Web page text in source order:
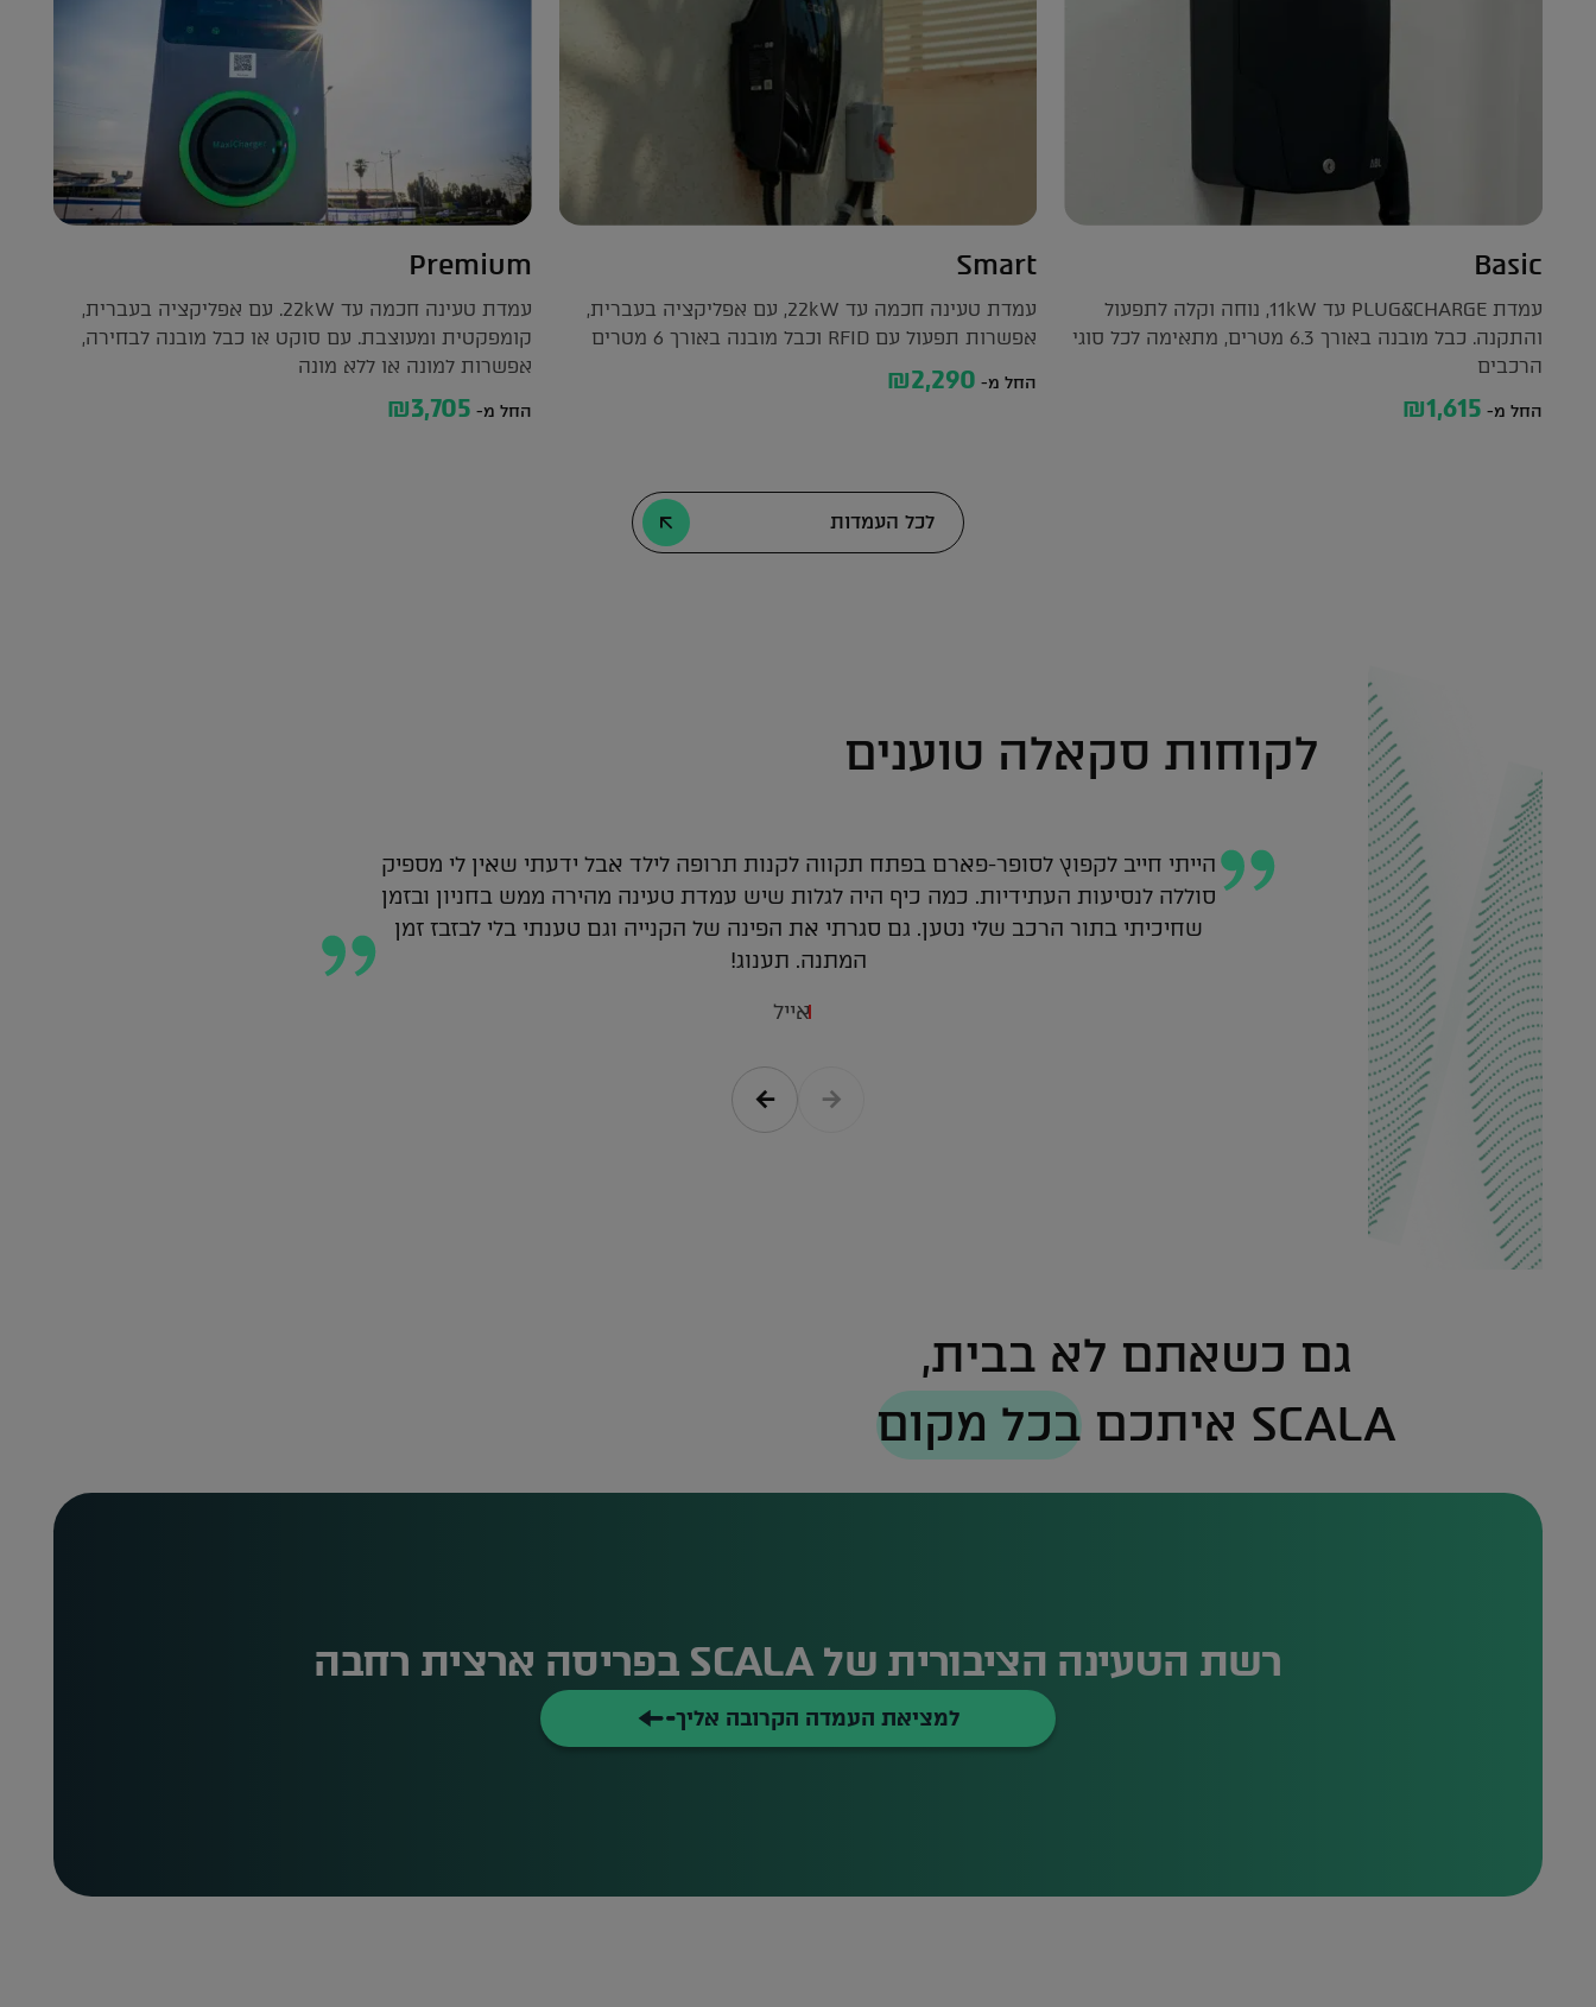
Basic
עמדת PLUG&CHARGE עד 11kW, נוחה וקלה לתפעול
והתקנה. כבל מובנה באורך 6.3 מטרים, מתאימה לכל סוגי
הרכבים
החל מ- ₪1,615
Smart
עמדת טעינה חכמה עד 22kW, עם אפליקציה בעברית,
אפשרות תפעול עם RFID וכבל מובנה באורך 6 מטרים
החל מ- ₪2,290
Premium
עמדת טעינה חכמה עד 22kW. עם אפליקציה בעברית,
קומפקטית ומעוצבת. עם סוקט או כבל מובנה לבחירה,
אפשרות למונה או ללא מונה
החל מ- ₪3,705
לכל העמדות
לקוחות סקאלה טוענים
הייתי חייב לקפוץ לסופר-פארם בפתח תקווה לקנות תרופה לילד אבל ידעתי שאין לי מספיק
סוללה לנסיעות העתידיות. כמה כיף היה לגלות שיש עמדת טעינה מהירה ממש בחניון ובזמן
שחיכיתי בתור הרכב שלי נטען. גם סגרתי את הפינה של הקנייה וגם טענתי בלי לבזבז זמן
המתנה. תענוג!
אייל
גם כשאתם לא בבית,
SCALA איתכם
בכל מקום
רשת הטעינה הציבורית של SCALA בפריסה ארצית רחבה
למציאת העמדה הקרובה אליך